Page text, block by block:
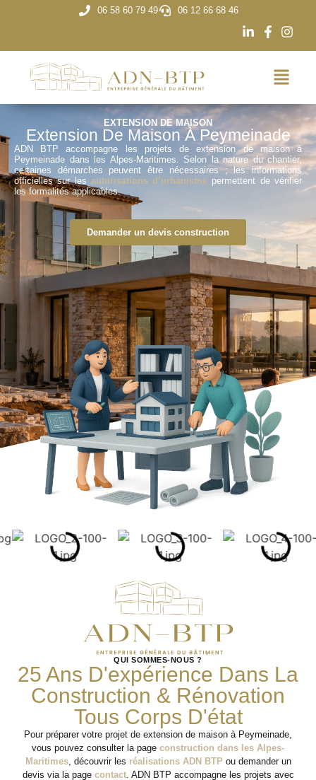
06 58 60 79 49 06 12 66 68 46
EXTENSION DE MAISON
Extension De Maison À Peymeinade
ADN BTP accompagne les projets de extension de maison à
Peymeinade dans les Alpes-Maritimes. Selon la nature du chantier,
certaines démarches peuvent être nécessaires ; les informations
officielles sur les autorisations d’urbanisme permettent de vérifier
les formalités applicables.
Demander un devis construction
QUI SOMMES-NOUS ?
25 Ans D'expérience Dans La
Construction & Rénovation
Tous Corps D'état
Pour préparer votre projet de extension de maison à Peymeinade,
vous pouvez consulter la page construction dans les Alpes-
Maritimes, découvrir les réalisations ADN BTP ou demander un
devis via la page contact. ADN BTP accompagne les projets avec